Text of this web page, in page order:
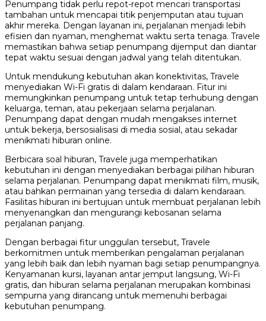
Penumpang tidak perlu repot-repot mencari transportasi
tambahan untuk mencapai titik penjemputan atau tujuan
akhir mereka. Dengan layanan ini, perjalanan menjadi lebih
efisien dan nyaman, menghemat waktu serta tenaga. Travele
memastikan bahwa setiap penumpang dijemput dan diantar
tepat waktu sesuai dengan jadwal yang telah ditentukan.
Untuk mendukung kebutuhan akan konektivitas, Travele
menyediakan Wi-Fi gratis di dalam kendaraan. Fitur ini
memungkinkan penumpang untuk tetap terhubung dengan
keluarga, teman, atau pekerjaan selama perjalanan.
Penumpang dapat dengan mudah mengakses internet
untuk bekerja, bersosialisasi di media sosial, atau sekadar
menikmati hiburan online.
Berbicara soal hiburan, Travele juga memperhatikan
kebutuhan ini dengan menyediakan berbagai pilihan hiburan
selama perjalanan. Penumpang dapat menikmati film, musik,
atau bahkan permainan yang tersedia di dalam kendaraan.
Fasilitas hiburan ini bertujuan untuk membuat perjalanan lebih
menyenangkan dan mengurangi kebosanan selama
perjalanan panjang.
Dengan berbagai fitur unggulan tersebut, Travele
berkomitmen untuk memberikan pengalaman perjalanan
yang lebih baik dan lebih nyaman bagi setiap penumpangnya.
Kenyamanan kursi, layanan antar jemput langsung, Wi-Fi
gratis, dan hiburan selama perjalanan merupakan kombinasi
sempurna yang dirancang untuk memenuhi berbagai
kebutuhan penumpang.